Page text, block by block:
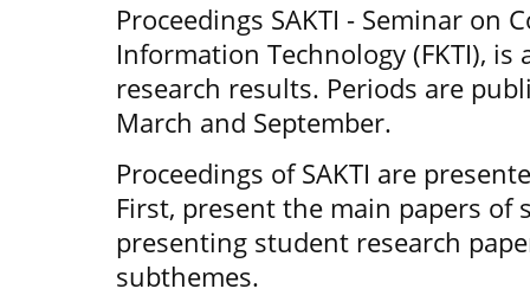
Proceedings SAKTI - Seminar on
Information Technology (FKTI),
research results. Periods are
March and September.
Proceedings of SAKTI are
First, present the main papers of
presenting student research
subthemes.